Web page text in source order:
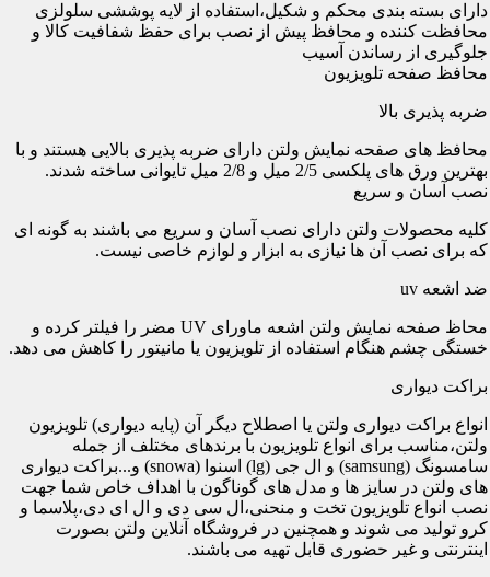
دارای بسته بندی محکم و شکیل،استفاده از لایه پوششی سلولزی
محافظت کننده و محافظ پیش از نصب برای حفظ شفافیت کالا و
جلوگیری از رساندن آسیب
محافظ صفحه تلویزیون
ضربه پذیری بالا
محافظ های صفحه نمایش ولتن دارای ضربه پذیری بالایی هستند و با
بهترین ورق های پلکسی 2/5 میل و 2/8 میل تایوانی ساخته شدند.
نصب آسان و سریع
کلیه محصولات ولتن دارای نصب آسان و سریع می باشند به گونه ای
که برای نصب آن ها نیازی به ابزار و لوازم خاصی نیست.
ضد اشعه uv
محاظ صفحه نمایش ولتن اشعه ماورای UV مضر را فیلتر کرده و
خستگی چشم هنگام استفاده از تلویزیون یا مانیتور را کاهش می دهد.
براکت دیواری
انواع براکت دیواری ولتن یا اصطلاح دیگر آن (پایه دیواری) تلویزیون
ولتن،مناسب برای انواع تلویزیون با برندهای مختلف از جمله
سامسونگ (samsung) و ال جی (lg) اسنوا (snowa) و...براکت دیواری
های ولتن در سایز ها و مدل های گوناگون با اهداف خاص شما جهت
نصب انواع تلویزیون تخت و منحنی،ال سی دی و ال ای دی،پلاسما و
کرو تولید می شوند و همچنین در فروشگاه آنلاین ولتن بصورت
اینترنتی و غیر حضوری قابل تهیه می باشند.